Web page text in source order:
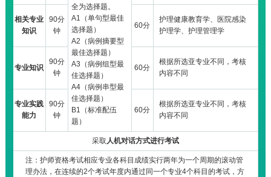
全为选择题。
A1（单句型最佳
选择题）
A2（病例摘要型
最佳选择题）
A3（病例组型最
佳选择题）
A4（病例串型最
佳选择题）
B1（标准配伍
题）
相关专业
知识
90分
钟
60分
护理健康教育学、医院感染
护理学、护理管理学
专业知识
90分
钟
60分
根据所选亚专业不同，考核
内容不同
专业实践
能力
90分
钟
60分
根据所选亚专业不同，考核
内容不同
采取人机对话方式进行考试
注：护师资格考试相应专业各科目成绩实行两年为一个周期的滚动管
理办法，在连续的2个考试年度内通过同一个专业4个科目的考试，方